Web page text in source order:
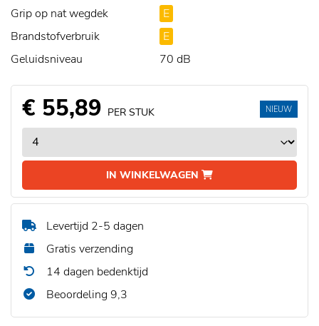
Grip op nat wegdek
E
Brandstofverbruik
E
Geluidsniveau
70 dB
€ 55,89 PER STUK
IN WINKELWAGEN
NIEUW
Levertijd 2-5 dagen
Gratis verzending
14 dagen bedenktijd
Beoordeling 9,3